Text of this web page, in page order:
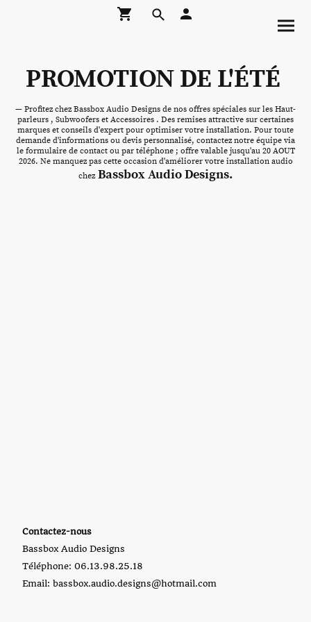
PROMOTION DE L'ÉTÉ
— Profitez chez Bassbox Audio Designs de nos offres spéciales sur les Haut-
parleurs , Subwoofers et Accessoires . Des remises attractive sur certaines
marques et conseils d'expert pour optimiser votre installation. Pour toute
demande d'informations ou devis personnalisé, contactez notre équipe via
le formulaire de contact ou par téléphone ; offre valable jusqu'au 20 AOUT
2026. Ne manquez pas cette occasion d'améliorer votre installation audio
chezBassbox Audio Designs.
Contactez-nous
Bassbox Audio Designs
Téléphone: 06.13.98.25.18
Email: bassbox.audio.designs@hotmail.com